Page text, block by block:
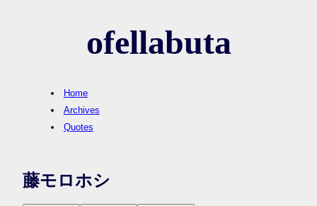
ofellabuta
Home
Archives
Quotes
藤モロホシ